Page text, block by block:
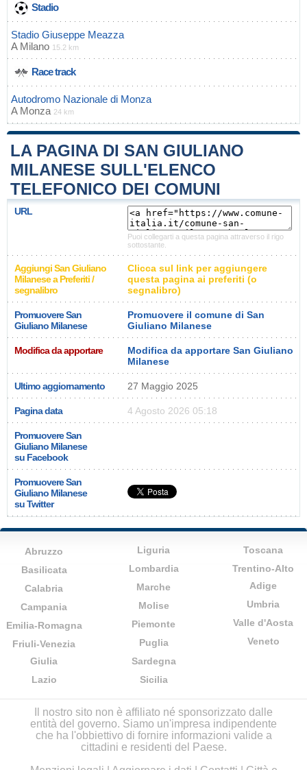
Stadio
Stadio Giuseppe Meazza
A Milano 15.2 km
Race track
Autodromo Nazionale di Monza
A Monza 24 km
LA PAGINA DI SAN GIULIANO
MILANESE SULL'ELENCO
TELEFONICO DEI COMUNI
URL
Puoi collegarti a questa pagina attraverso il rigo
sottostante.
Aggiungi San Giuliano
Milanese a Preferiti /
segnalibro
Clicca sul link per aggiungere
questa pagina ai preferiti (o
segnalibro)
Promuovere San
Giuliano Milanese
Promuovere il comune di San
Giuliano Milanese
Modifica da apportare
Modifica da apportare San Giuliano
Milanese
Ultimo aggiornamento 27 Maggio 2025
Pagina data 4 Agosto 2026 05:18
Promuovere San
Giuliano Milanese
su Facebook
Promuovere San
Giuliano Milanese
su Twitter
Abruzzo
Basilicata
Calabria
Campania
Emilia-Romagna
Friuli-Venezia
Giulia
Lazio
Liguria
Lombardia
Marche
Molise
Piemonte
Puglia
Sardegna
Sicilia
Toscana
Trentino-Alto
Adige
Umbria
Valle d'Aosta
Veneto
Il nostro sito non è affiliato né sponsorizzato dalle
entità del governo. Siamo un'impresa indipendente
che ha l'obbiettivo di fornire informazioni valide a
cittadini e residenti del Paese.